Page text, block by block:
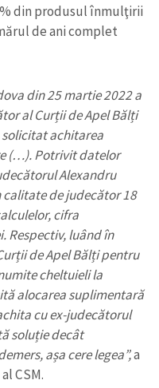
din produsul înmulţirii
de ani complet
din 25 martie 2022 a
al Curții de Apel Bălți
solicitat achitarea
(…). Potrivit datelor
Alexandru
calitate de judecător 18
cifra
Respectiv, luând în
de Apel Bălți pentru
cheltuieli la
alocarea suplimentară
cu ex-judecătorul
soluție decât
așa cere legea”,a
CSM.